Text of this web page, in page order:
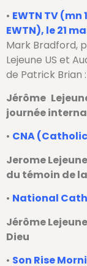
• EWTN TV
EWTN), le 21
Mark Bradford,
Lejeune US et
de Patrick Brian :
Jérôme
journée
• CNA
Jerome
du témoin de
• National
Jérôme
Dieu
• Son Rise